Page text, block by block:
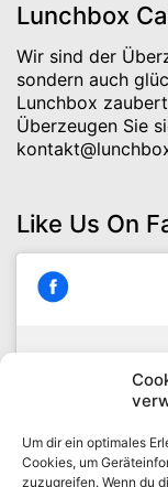
Um dir ein optimales
Cookies, um
zuzugreifen. Wenn du
Lunchbox
Wir sind der
sondern auch
Lunchbox
Überzeugen Sie
Like Us On
Klicke